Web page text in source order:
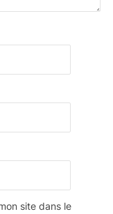
site dans le